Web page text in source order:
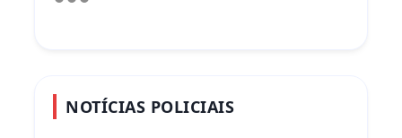
NOTÍCIAS POLICIAIS